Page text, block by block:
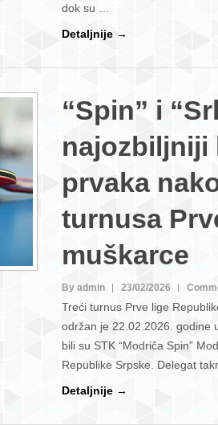
dok su …
Detaljnije →
“Spin” i
najozbiljniji
prvaka
turnusa
muškarce
By admin 23/02/2026
Treći turnus Prve lige
održan je 22.02.2026. godine
bili su STK “Modriča Spin”
Republike Srpske. Delegat
Detaljnije →